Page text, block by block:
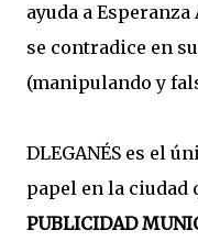
ayuda a
se contradice en
(manipulando y
DLEGANÉS es el
papel en la ciudad
PUBLICIDAD